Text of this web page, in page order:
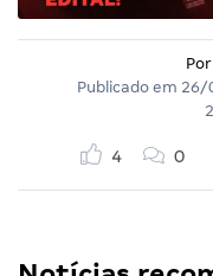
Por
Publicado em 26/
4 0